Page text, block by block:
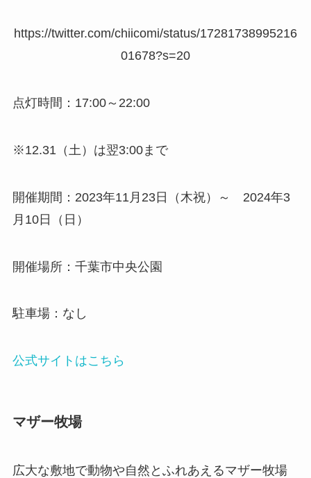
https://twitter.com/chiicomi/status/17281738995216
01678?s=20
点灯時間：17:00～22:00
※12.31（土）は翌3:00まで
開催期間：2023年11月23日（木祝）～ 2024年3
月10日（日）
開催場所：千葉市中央公園
駐車場：なし
公式サイトはこちら
マザー牧場
広大な敷地で動物や自然とふれあえるマザー牧場